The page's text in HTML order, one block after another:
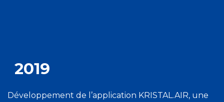
2019
Développement de l’application KRISTAL.AIR, une